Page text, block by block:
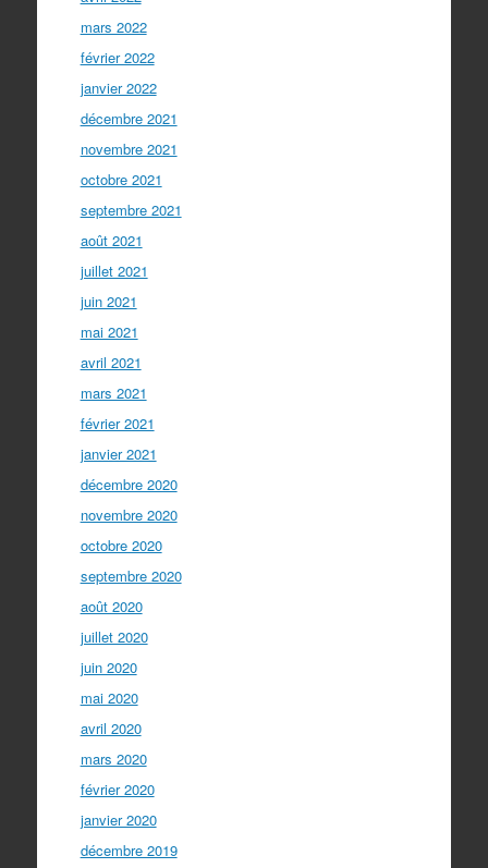
mars 2022
février 2022
janvier 2022
décembre 2021
novembre 2021
octobre 2021
septembre 2021
août 2021
juillet 2021
juin 2021
mai 2021
avril 2021
mars 2021
février 2021
janvier 2021
décembre 2020
novembre 2020
octobre 2020
septembre 2020
août 2020
juillet 2020
juin 2020
mai 2020
avril 2020
mars 2020
février 2020
janvier 2020
décembre 2019